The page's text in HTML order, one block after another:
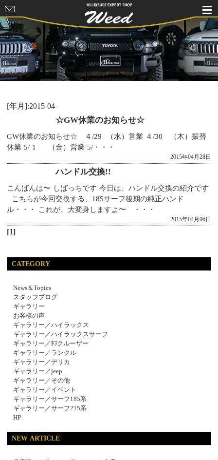
HILUXSURF
EXPERT
SHOP Weed
[年月]:2015-04
☆GW休業のお知らせ☆
GW休業のお知らせ☆ ４/29 （水）営業 ４/30 （木）振替
休業 5/ 1 （金）営業 5/・・・
2015年04月28日
ハンドル交換!!
こんばんは〜 しばっちです 今日は、ハンドル交換の紹介です
こちらが今回交換する、185サーフ後期の純正ハンド
ル・・・ これが、大変身しますよ〜 ・・・
2015年04月06日
[1]
CATEGORY
News＆Topics
スタッフブログ
ギャラリー
お客様の声
ギャラリー／ハイラックス
ギャラリー／ハイラックスサーフ
ギャラリー／FJクルーザー
ギャラリー／ランクル
ギャラリー／デリカ
ギャラリー／jeep
ギャラリー／その他
ギャラリー／イベント
ギャラリー／サーフ185系
ギャラリー／サーフ215系
HP
NEW ARTICLE